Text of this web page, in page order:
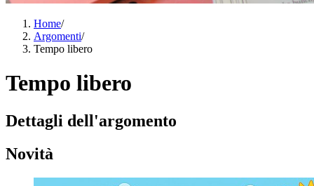
Home/
Argomenti/
Tempo libero
Tempo libero
Dettagli dell'argomento
Novità